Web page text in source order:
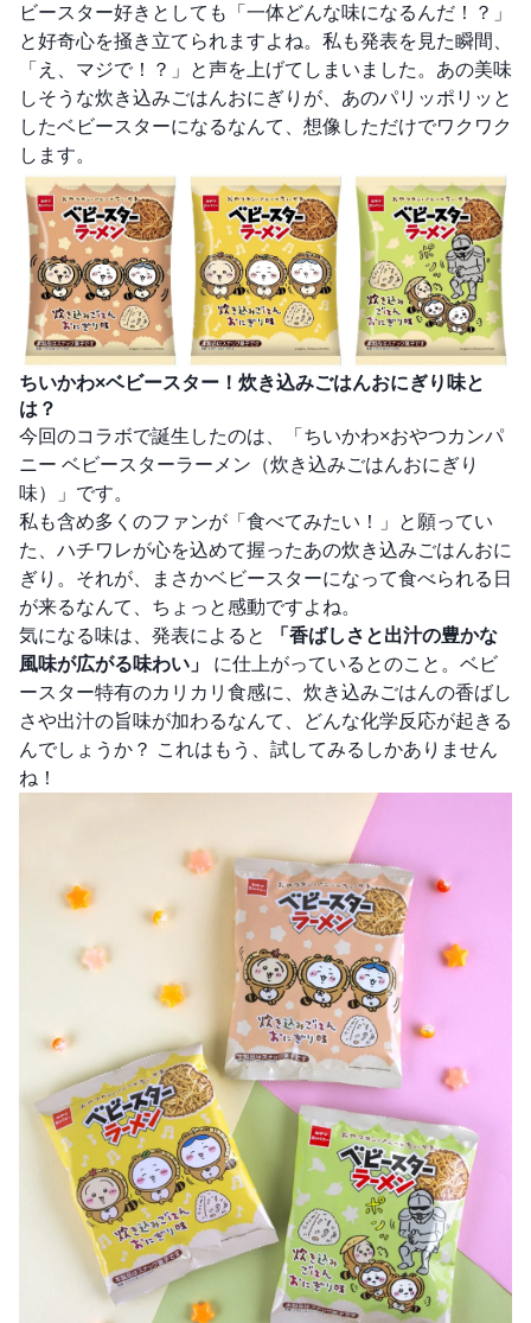
ビースター好きとしても「一体どんな味になるんだ！？」
と好奇心を掻き立てられますよね。私も発表を見た瞬間、
「え、マジで！？」と声を上げてしまいました。あの美味
しそうな炊き込みごはんおにぎりが、あのパリッポリッと
したベビースターになるなんて、想像しただけでワクワク
します。
ちいかわ×ベビースター！炊き込みごはんおにぎり味と
は？
今回のコラボで誕生したのは、「ちいかわ×おやつカンパ
ニー ベビースターラーメン（炊き込みごはんおにぎり
味）」です。
私も含め多くのファンが「食べてみたい！」と願ってい
た、ハチワレが心を込めて握ったあの炊き込みごはんおに
ぎり。それが、まさかベビースターになって食べられる日
が来るなんて、ちょっと感動ですよね。
気になる味は、発表によると
「香ばしさと出汁の豊かな
風味が広がる味わい」
に仕上がっているとのこと。ベビ
ースター特有のカリカリ食感に、炊き込みごはんの香ばし
さや出汁の旨味が加わるなんて、どんな化学反応が起きる
んでしょうか？ これはもう、試してみるしかありません
ね！